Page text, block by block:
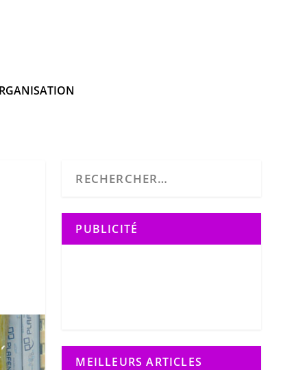
PUBLICITÉ
MEILLEURS ARTICLES